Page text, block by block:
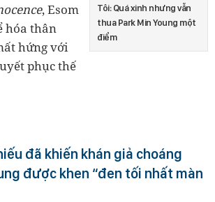
Tôi: Quá xinh nhưng vẫn
thua Park Min Young một
điểm
, Esom
hóa thân
hứng với
phục thế
đã khiến khán giả choáng
được khen “đen tối nhất màn